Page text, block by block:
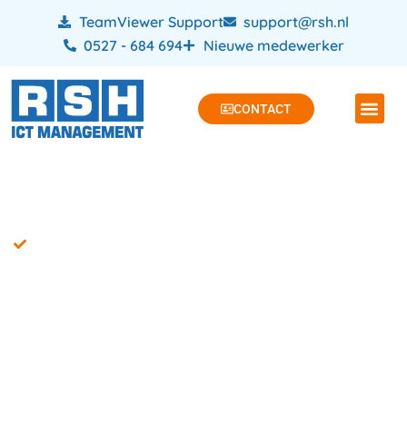
TeamViewer Support
support@rsh.nl
0527 - 684 694
Nieuwe medewerker
CONTACT